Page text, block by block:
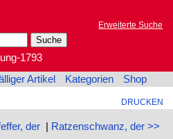
Erweiterte Suche
1793
Artikel Kategorien Shop
DRUCKEN
der| Ratzenschwanz, der >>